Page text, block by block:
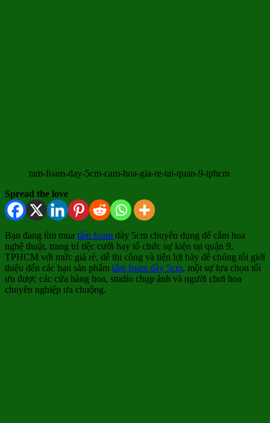
tam-foam-day-5cm-cam-hoa-gia-re-tai-quan-9-tphcm
Spread the love
Bạn đang tìm mua tấm foam dày 5cm chuyên dụng để cắm hoa
nghệ thuật, trang trí tiệc cưới hay tổ chức sự kiện tại quận 9,
TPHCM với mức giá rẻ, dễ thi công và tiện lợi hãy để chúng tôi giới
thiệu đến các bạn sản phẩm tấm foam dày 5cm, một sự lựa chọn tối
ưu được các cửa hàng hoa, studio chụp ảnh và người chơi hoa
chuyên nghiệp ưa chuộng.